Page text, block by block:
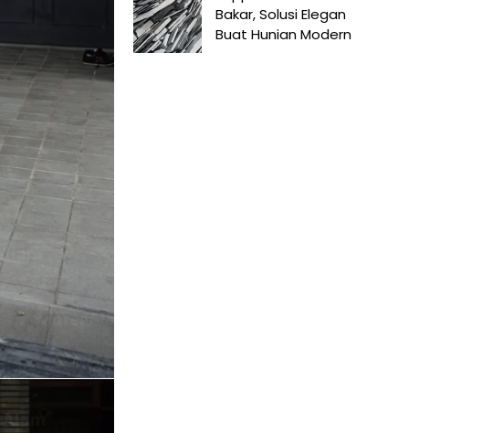
Bakar, Solusi Elegan
Buat Hunian Modern